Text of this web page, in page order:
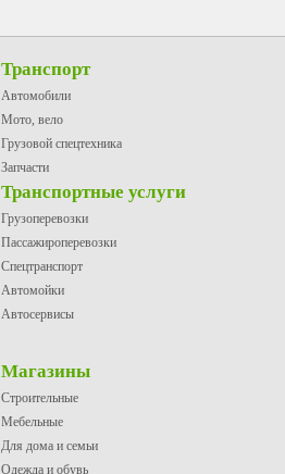
Транспорт
Автомобили
Мото, вело
Грузовой спецтехника
Запчасти
Транспортные услуги
Грузоперевозки
Пассажироперевозки
Спецтранспорт
Автомойки
Автосервисы
Магазины
Строительные
Мебельные
Для дома и семьи
Одежда и обувь